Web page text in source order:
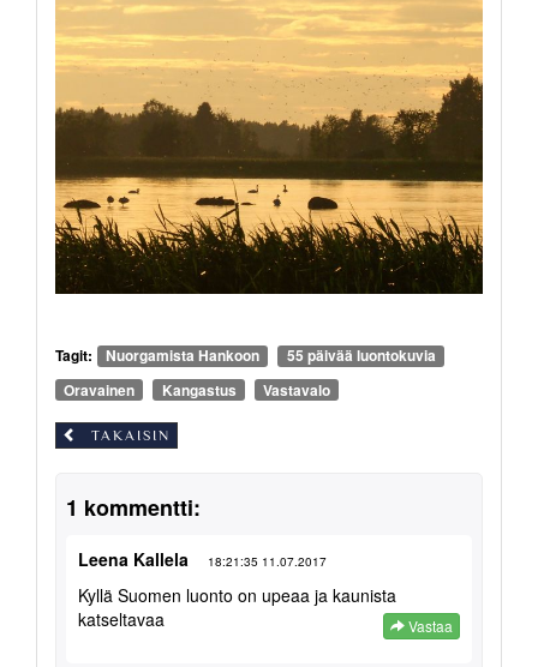
Tagit: Nuorgamista Hankoon
55 päivää luontokuvia
Oravainen
Kangastus Vastavalo
TAKAISIN
1 kommentti:
Leena Kallela 18:21:35 11.07.2017
Kyllä Suomen luonto on upeaa ja kaunista
katseltavaa
Vastaa